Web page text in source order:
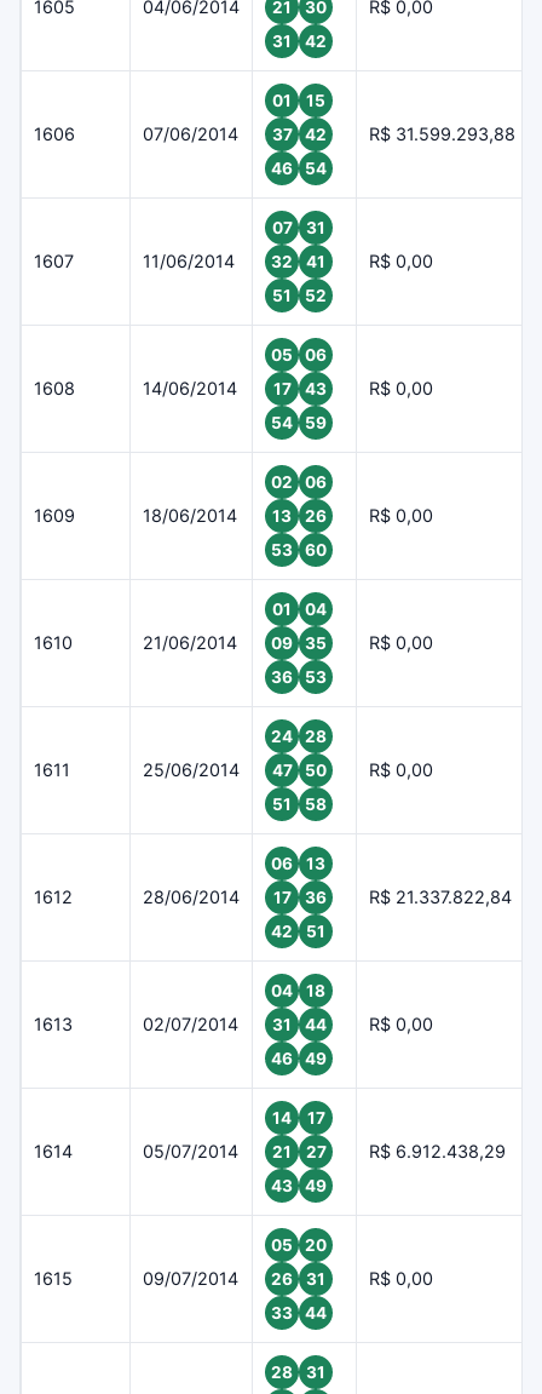
1605 04/06/2014 21
30
31
42
R$ 0,00
1606 07/06/2014
01
15
37
42
46
54
R$ 31.599.293,88
1607 11/06/2014
07
31
32
41
51
52
R$ 0,00
1608 14/06/2014
05
06
17
43
54
59
R$ 0,00
1609 18/06/2014
02
06
13
26
53
60
R$ 0,00
1610 21/06/2014
01
04
09
35
36
53
R$ 0,00
1611 25/06/2014
24
28
47
50
51
58
R$ 0,00
1612 28/06/2014
06
13
17
36
42
51
R$ 21.337.822,84
1613 02/07/2014
04
18
31
44
46
49
R$ 0,00
1614 05/07/2014
14
17
21
27
43
49
R$ 6.912.438,29
1615 09/07/2014
05
20
26
31
33
44
R$ 0,00
28
31